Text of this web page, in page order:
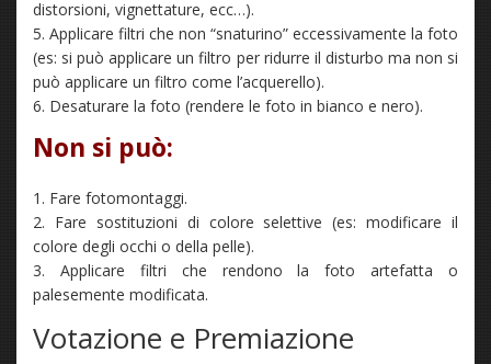
distorsioni, vignettature, ecc…).
5. Applicare filtri che non “snaturino” eccessivamente la foto
(es: si può applicare un filtro per ridurre il disturbo ma non si
può applicare un filtro come l’acquerello).
6. Desaturare la foto (rendere le foto in bianco e nero).
Non si può:
1. Fare fotomontaggi.
2. Fare sostituzioni di colore selettive (es: modificare il
colore degli occhi o della pelle).
3. Applicare filtri che rendono la foto artefatta o
palesemente modificata.
Votazione e Premiazione